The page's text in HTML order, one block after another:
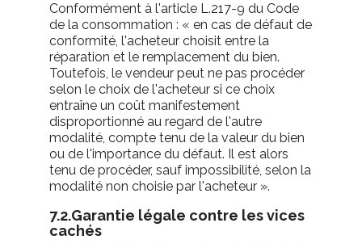
Conformément à l'article L.217-9 du Code
de la consommation : « en cas de défaut de
conformité, l'acheteur choisit entre la
réparation et le remplacement du bien.
Toutefois, le vendeur peut ne pas procéder
selon le choix de l'acheteur si ce choix
entraîne un coût manifestement
disproportionné au regard de l'autre
modalité, compte tenu de la valeur du bien
ou de l'importance du défaut. Il est alors
tenu de procéder, sauf impossibilité, selon la
modalité non choisie par l'acheteur ».
7.2.Garantie légale contre les vices
cachés